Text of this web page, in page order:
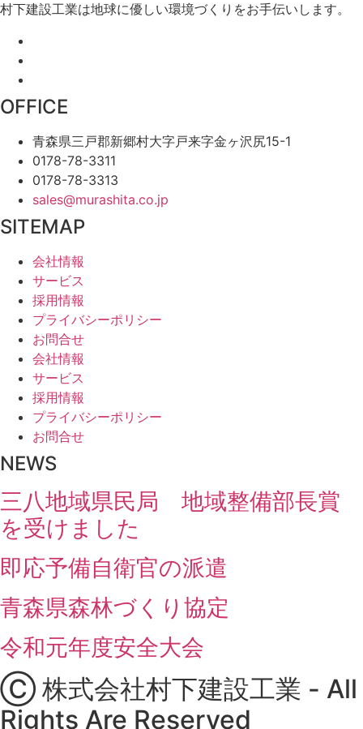
村下建設工業は地球に優しい環境づくりをお手伝いします。
OFFICE
青森県三戸郡新郷村大字戸来字金ヶ沢尻15-1
0178-78-3311
0178-78-3313
sales@murashita.co.jp
SITEMAP
会社情報
サービス
採用情報
プライバシーポリシー
お問合せ
会社情報
サービス
採用情報
プライバシーポリシー
お問合せ
NEWS
三八地域県民局 地域整備部長賞
を受けました
即応予備自衛官の派遣
青森県森林づくり協定
令和元年度安全大会
Ⓒ 株式会社村下建設工業 - All
Rights Are Reserved